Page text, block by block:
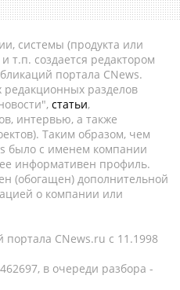
системы (продукта или
т.п. создается редактором
портала CNews.
редакционных разделов
статьи,
интервью, а также
Таким образом, чем
было с именем компании
информативен профиль.
(обогащен) дополнительной
о компании или
CNews.ru c 11.1998
в очереди разбора -